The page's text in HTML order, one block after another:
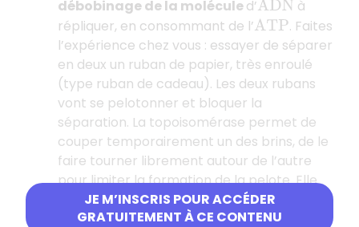
JE M’INSCRIS POUR ACCÉDER
GRATUITEMENT À CE CONTENU
débobinage de la moléculed’ADN
à
répliquer, en consommant de l’ATP
. Faites
l’expérience chez vous : essayer de séparer
en deux un ruban de papier, très enroulé
(type ruban de cadeau). Les deux rubans
vont se pelotonner et bloquer la
séparation. La topoisomérase permet de
couper temporairement un des brins, de le
faire tourner librement autour de l’autre
pour limiter la formation de la pelote. Elle
ressoude ensuite le brin.